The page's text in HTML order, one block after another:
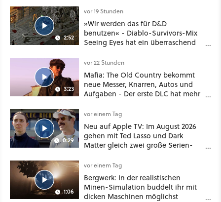
2:52
vor 19 Stunden
»Wir werden das für D&D
benutzen« - Diablo-Survivors-Mix
Seeing Eyes hat ein überraschend
3:23
vor 22 Stunden
Mafia: The Old Country bekommt
neue Messer, Knarren, Autos und
Aufgaben - Der erste DLC hat mehr
0:29
vor einem Tag
Neu auf Apple TV: Im August 2026
gehen mit Ted Lasso und Dark
Matter gleich zwei große Serien-
1:06
vor einem Tag
Bergwerk: In der realistischen
Minen-Simulation buddelt ihr mit
dicken Maschinen möglichst